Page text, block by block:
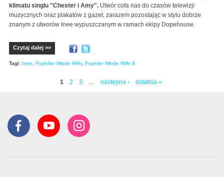
klimatu singlu "Chester i Amy". Utwór cofa nas do czasów telewizji
muzycznych oraz plakatów z gazet, zarazem pozostając w stylu dobrze
znanym z utworów Inee wypuszczanym w ramach ekipy Dopehouse.
Czytaj dalej >>
Tagi: Inee Popkiller Młode Wilki Popkiler Młode Wilki 9
1 2 3 … następna › ostatnia »